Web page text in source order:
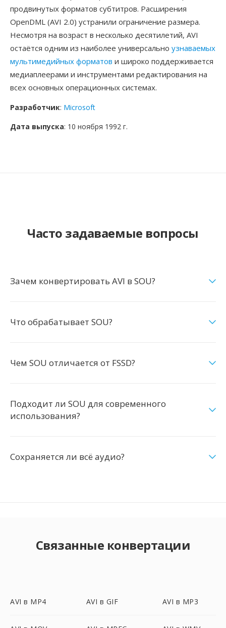
продвинутых форматов субтитров. Расширения
OpenDML (AVI 2.0) устранили ограничение размера.
Несмотря на возраст в несколько десятилетий, AVI
остаётся одним из наиболее универсально узнаваемых
мультимедийных форматов и широко поддерживается
медиаплеерами и инструментами редактирования на
всех основных операционных системах.
Разработчик: Microsoft
Дата выпуска: 10 ноября 1992 г.
Часто задаваемые вопросы
Зачем конвертировать AVI в SOU?
Что обрабатывает SOU?
Чем SOU отличается от FSSD?
Подходит ли SOU для современного
использования?
Сохраняется ли всё аудио?
Связанные конвертации
AVI в MP4 AVI в GIF AVI в MP3